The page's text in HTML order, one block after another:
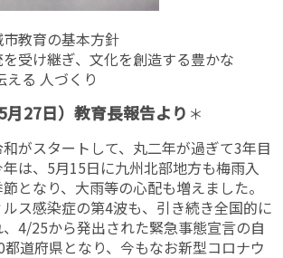
市教育の基本方針
受け継ぎ、文化を創造する豊かな
える 人づくり
月27日）教育長報告より ＊
がスタートして、丸二年が過ぎて3年目
は、5月15日に九州北部地方も梅雨入
となり、大雨等の心配も増えました。
ス感染症の第4波も、引き続き全国的に
4/25から発出された緊急事態宣言の自
道府県となり、今もなお新型コロナウ